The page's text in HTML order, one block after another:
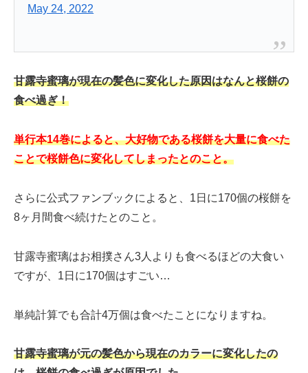
May 24, 2022
甘露寺蜜璃が現在の髪色に変化した原因はなんと桜餅の
食べ過ぎ！
単行本14巻によると、大好物である桜餅を大量に食べた
ことで桜餅色に変化してしまったとのこと。
さらに公式ファンブックによると、1日に170個の桜餅を
8ヶ月間食べ続けたとのこと。
甘露寺蜜璃はお相撲さん3人よりも食べるほどの大食い
ですが、1日に170個はすごい…
単純計算でも合計4万個は食べたことになりますね。
甘露寺蜜璃が元の髪色から現在のカラーに変化したの